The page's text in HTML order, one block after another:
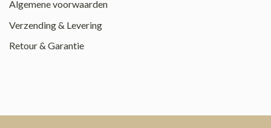
Algemene voorwaarden
Verzending & Levering
Retour & Garantie